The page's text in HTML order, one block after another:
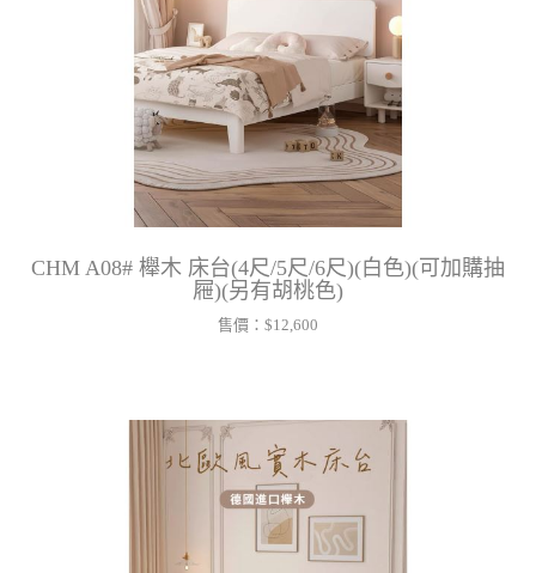
CHM A08# 櫸木 床台(4尺/5尺/6尺)(白色)(可加購抽
屜)(另有胡桃色)
售價： $12,600